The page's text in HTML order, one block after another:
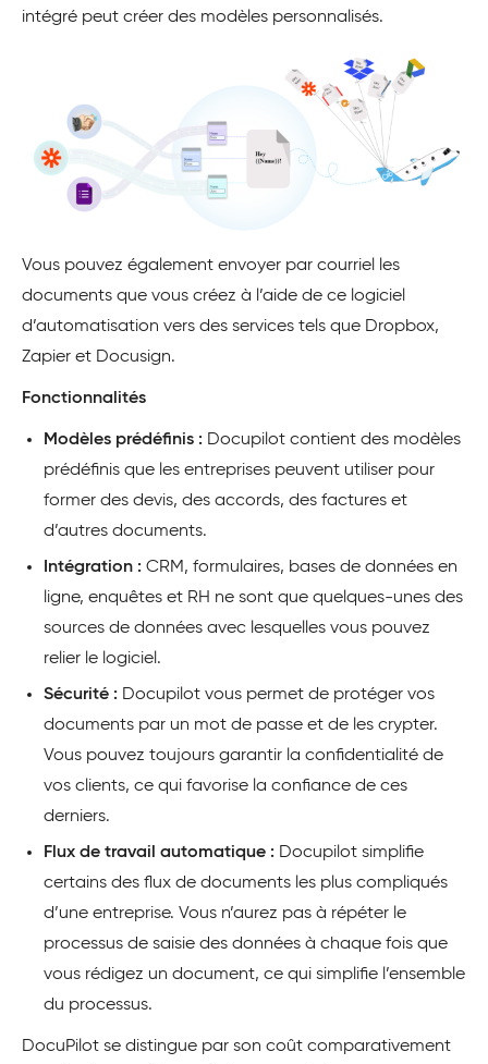
intégré peut créer des modèles personnalisés.
Vous pouvez également envoyer par courriel les
documents que vous créez à l’aide de ce logiciel
d’automatisation vers des services tels que Dropbox,
Zapier et Docusign.
Fonctionnalités
Modèles prédéfinis : Docupilot contient des modèles
prédéfinis que les entreprises peuvent utiliser pour
former des devis, des accords, des factures et
d’autres documents.
Intégration : CRM, formulaires, bases de données en
ligne, enquêtes et RH ne sont que quelques-unes des
sources de données avec lesquelles vous pouvez
relier le logiciel.
Sécurité : Docupilot vous permet de protéger vos
documents par un mot de passe et de les crypter.
Vous pouvez toujours garantir la confidentialité de
vos clients, ce qui favorise la confiance de ces
derniers.
Flux de travail automatique : Docupilot simplifie
certains des flux de documents les plus compliqués
d’une entreprise. Vous n’aurez pas à répéter le
processus de saisie des données à chaque fois que
vous rédigez un document, ce qui simplifie l’ensemble
du processus.
DocuPilot se distingue par son coût comparativement